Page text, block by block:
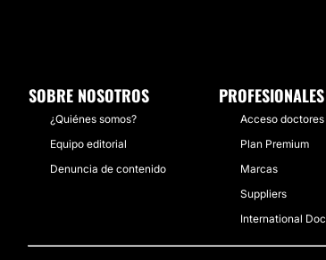
SOBRE NOSOTROS
¿Quiénes somos?
Equipo editorial
Denuncia de contenido
PROFESIONALES
Acceso doctores
Plan Premium
Marcas
Suppliers
International